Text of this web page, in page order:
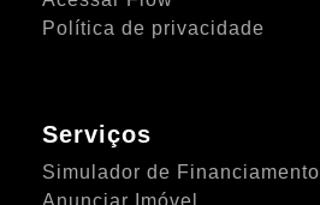
Política de privacidade
Serviços
Simulador de Financiamento
Anunciar Imóvel